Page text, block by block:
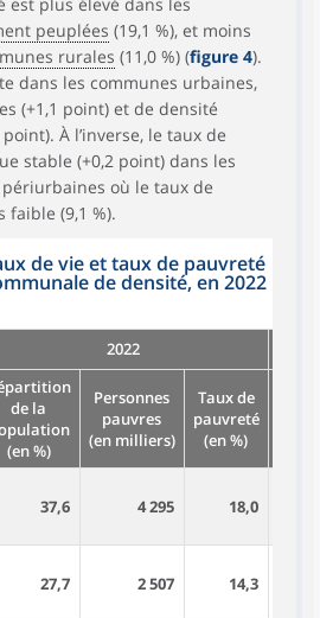
est plus élevé dans les
peuplées (19,1 %), et moins
rurales (11,0 %) (figure 4).
dans les communes urbaines,
(+1,1 point) et de densité
À l’inverse, le taux de
stable (+0,2 point) dans les
où le taux de
faible (9,1 %).
de vie et taux de pauvreté
de densité, en 2022
2022
de la
(en %)
Personnes
pauvres
(en milliers)
Taux de
pauvreté
(en %)
37,6 4 295 18,0
27,7 2 507 14,3